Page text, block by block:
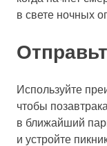
в свете ночных
Используйте
чтобы
в ближайший
и устройте